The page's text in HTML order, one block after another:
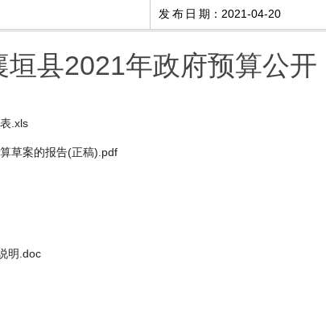
发布日期 ： 2021-04-20
垣县2021年政府预算公开
.xls
草案的报告(正稿).pdf
明.doc